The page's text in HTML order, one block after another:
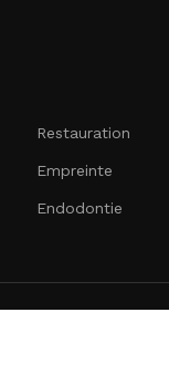
Restauration
Empreinte
Endodontie